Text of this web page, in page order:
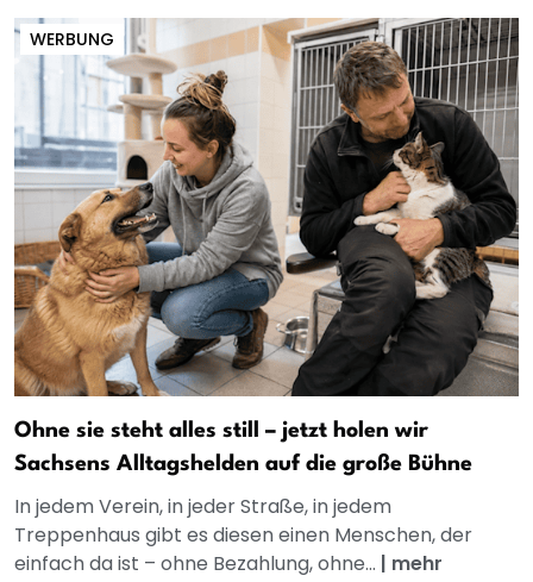
WERBUNG
Ohne sie steht alles still – jetzt holen wir
Sachsens Alltagshelden auf die große Bühne
In jedem Verein, in jeder Straße, in jedem
Treppenhaus gibt es diesen einen Menschen, der
einfach da ist – ohne Bezahlung, ohne... | mehr